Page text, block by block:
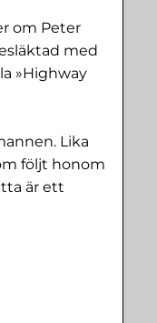
om Peter
med
»Highway
Lika
följt honom
är ett